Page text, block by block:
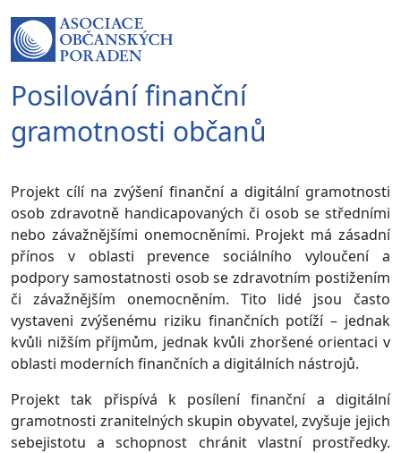
Posilování finanční
gramotnosti občanů
Projekt cílí na zvýšení finanční a digitální gramotnosti
osob zdravotně handicapovaných či osob se středními
nebo závažnějšími onemocněními. Projekt má zásadní
přínos v oblasti prevence sociálního vyloučení a
podpory samostatnosti osob se zdravotním postižením
či závažnějším onemocněním. Tito lidé jsou často
vystaveni zvýšenému riziku finančních potíží – jednak
kvůli nižším příjmům, jednak kvůli zhoršené orientaci v
oblasti moderních finančních a digitálních nástrojů.
Projekt tak přispívá k posílení finanční a digitální
gramotnosti zranitelných skupin obyvatel, zvyšuje jejich
sebejistotu a schopnost chránit vlastní prostředky.